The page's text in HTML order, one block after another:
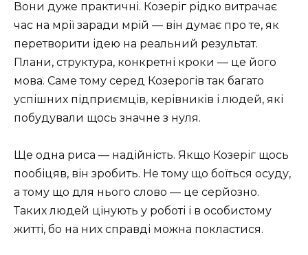
Вони дуже практичні. Козеріг рідко витрачає
час на мрії заради мрій — він думає про те, як
перетворити ідею на реальний результат.
Плани, структура, конкретні кроки — це його
мова. Саме тому серед Козерогів так багато
успішних підприємців, керівників і людей, які
побудували щось значне з нуля.
Ще одна риса — надійність. Якщо Козеріг щось
пообіцяв, він зробить. Не тому що боїться осуду,
а тому що для нього слово — це серйозно.
Таких людей цінують у роботі і в особистому
житті, бо на них справді можна покластися.